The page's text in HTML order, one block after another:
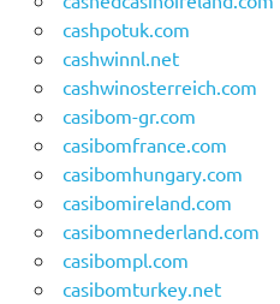
cashpotuk.com
cashwinnl.net
cashwinosterreich.com
casibom-gr.com
casibomfrance.com
casibomhungary.com
casibomireland.com
casibomnederland.com
casibompl.com
casibomturkey.net